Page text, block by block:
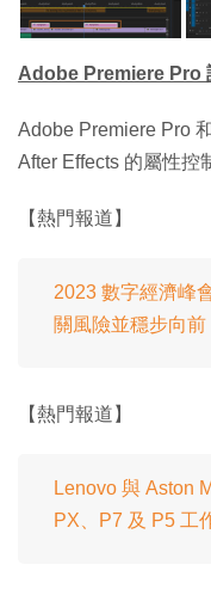
Adobe Premiere Pro
Adobe Premiere Pro
After Effects 的屬性控
【熱門報道】
2023 數字經濟峰
關風險並穩步向前
【熱門報道】
Lenovo 與 Aston
PX、P7 及 P5 工